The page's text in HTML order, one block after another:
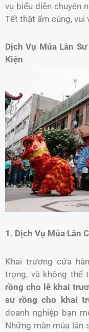
vụ biểu diễn chuyên
Tết thật ấm cúng, vui
Dịch Vụ Múa Lân
Kiện
1. Dịch Vụ Múa Lân
Khai trương cửa
trọng, và không thể
rồng cho lễ khai
sư rồng cho khai
doanh nghiệp bạn
Những màn múa lân